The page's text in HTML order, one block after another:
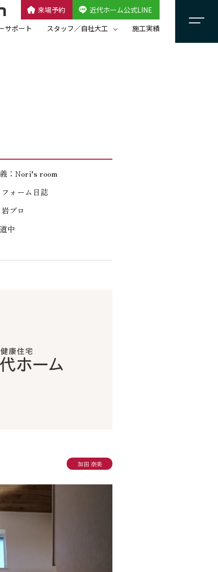
来場予約
近代ホーム公式LINE
サポート
スタッフ／自社大工 施工実績
近代ホーム公式LINE
CLOSE×
ェルジュ
：Nori’s room
ォーム日誌
ブロ
中
加田 奈美